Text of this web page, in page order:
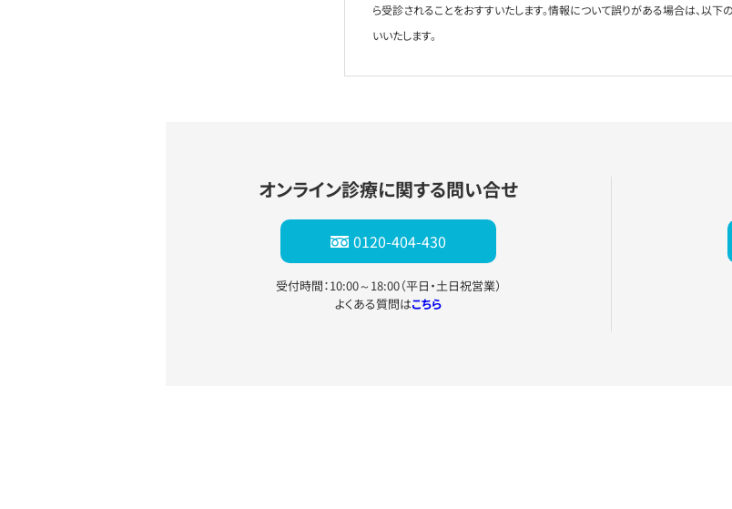
ら受診されることをおすすいたします。情報について誤りがある場合は、以下
いいたします。
オンライン診療に関する問い合せ
0120-404-430
受付時間：10:00～18:00（平日・土日祝営業）
よくある質問はこちら